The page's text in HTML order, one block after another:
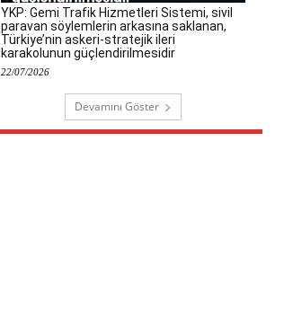
YKP: Gemi Trafik Hizmetleri Sistemi, sivil
paravan söylemlerin arkasına saklanan,
Türkiye’nin askeri-stratejik ileri
karakolunun güçlendirilmesidir
22/07/2026
Devamını Göster